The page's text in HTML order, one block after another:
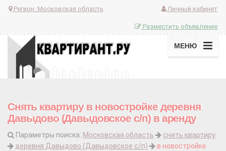
Регион: Московская область Личный кабинет
Разместить объявление
МЕНЮ
Снять квартиру в новостройке деревня
Давыдово (Давыдовское с/п) в аренду
Параметры поиска: Московская область
снять квартиру
деревня Давыдово (Давыдовское с/п)
в новостройке